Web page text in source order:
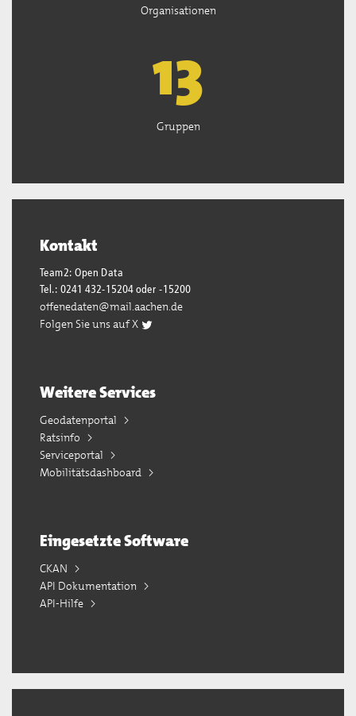
Organisationen
13
Gruppen
Kontakt
Team2: Open Data
Tel.: 0241 432-15204 oder -15200
offenedaten@mail.aachen.de
Folgen Sie uns auf X
Weitere Services
Geodatenportal
Ratsinfo
Serviceportal
Mobilitätsdashboard
Eingesetzte Software
CKAN
API Dokumentation
API-Hilfe